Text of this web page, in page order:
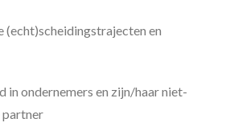
(echt)scheidingstrajecten en
in ondernemers en zijn/haar niet-
partner